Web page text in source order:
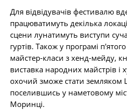
Для відвідувачів фестивалю
працюватимуть декілька
сцени лунатимуть виступи
гуртів. Також у програмі
майстер-класи з хенд-мейду,
виставка народних майстрів і
охочий зможе стати земляком
поселившись у наметовому
Моринці.